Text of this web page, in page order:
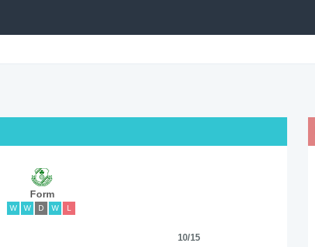
Form
W W D W L
10/15